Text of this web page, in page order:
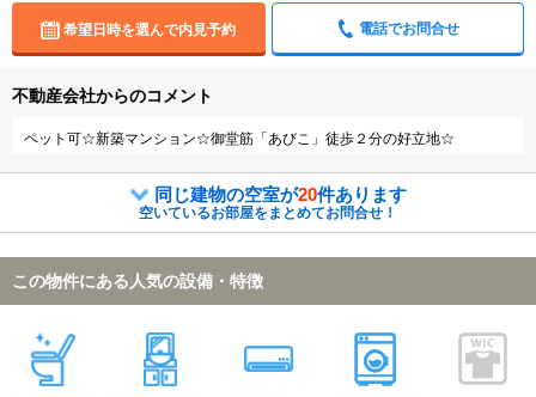
希望日時を選んで内見予約 電話でお問合せ
不動産会社からのコメント
ペット可☆新築マンション☆御堂筋「あびこ」徒歩２分の好立地☆
同じ建物の空室が20件あります
空いているお部屋をまとめてお問合せ！
この物件にある人気の設備・特徴